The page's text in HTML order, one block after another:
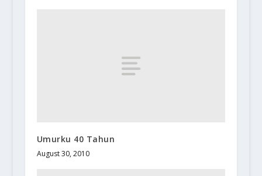
Umurku 40 Tahun
August 30, 2010